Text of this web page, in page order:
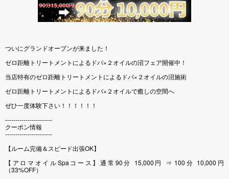
ついにグランドオープンが来ました！
ゼロ距離トリートメントによるドバ×２オイルの沼フェア開催中！
当店特有のゼロ距離トリートメントによるドバ×２オイルの沼施術
ゼロ距離トリートメントによるドバ×２オイルで癒しの空間へ
ぜひ一度体験下さい！！！！！！
-----------------------
クーポン情報
-----------------------
【ルーム完備＆スピード出張OK】
【アロマオイルSpaコース】通常90分 15,000円 ⇒ 100分 10,000円
（33%OFF）